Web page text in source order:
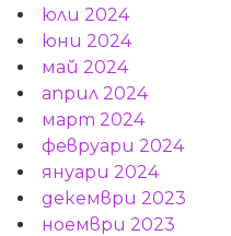
юли 2024
юни 2024
май 2024
април 2024
март 2024
февруари 2024
януари 2024
декември 2023
ноември 2023